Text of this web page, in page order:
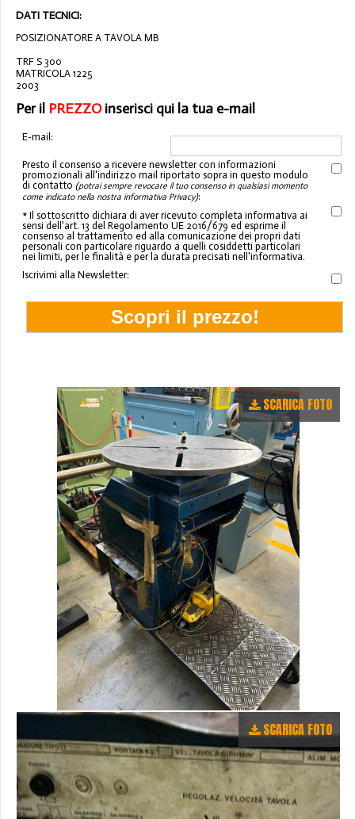
DATI TECNICI:
POSIZIONATORE A TAVOLA MB
TRF S 300
MATRICOLA 1225
2003
Per il PREZZOinserisci qui la tua e-mail
E-mail:
Presto il consenso a ricevere newsletter con informazioni
promozionali all'indirizzo mail riportato sopra in questo modulo
di contatto (potrai sempre revocare il tuo consenso in qualsiasi momento
come indicato nella nostra informativa Privacy):
* Il sottoscritto dichiara di aver ricevuto completa informativa ai
sensi dell'art. 13 del Regolamento UE 2016/679 ed esprime il
consenso al trattamento ed alla comunicazione dei propri dati
personali con particolare riguardo a quelli cosiddetti particolari
nei limiti, per le finalità e per la durata precisati nell'informativa.
Iscrivimi alla Newsletter:
SCARICA FOTO
SCARICA FOTO